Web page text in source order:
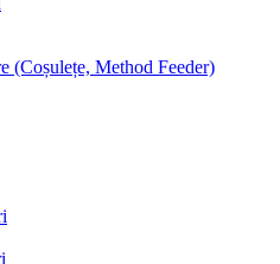
(Coșulețe, Method Feeder)